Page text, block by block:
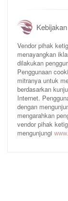
Vendor pihak
menayangkan
dilakukan
Penggunaan
mitranya untuk
berdasarkan
Internet.
dengan
mengarahkan
vendor pihak
mengunjungi